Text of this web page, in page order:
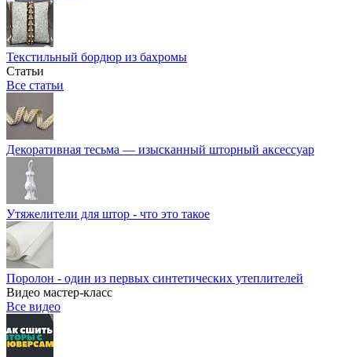
Текстильный бордюр из бахромы
Статьи
Все статьи
Декоративная тесьма — изысканный шторный аксессуар
Утяжелители для штор - что это такое
Поролон - один из первых синтетических утеплителей
Видео мастер-класс
Все видео